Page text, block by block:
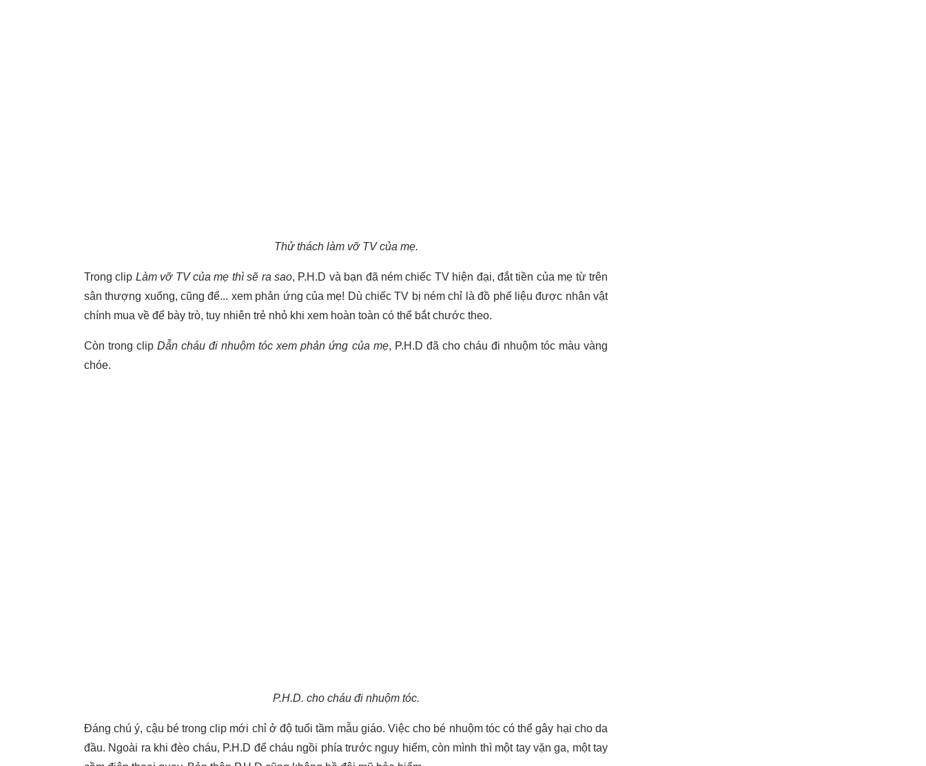
Thử thách làm vỡ TV của mẹ.
Trong clip Làm vỡ TV của mẹ thì sẽ ra sao, P.H.D và bạn đã ném chiếc TV hiện đại, đắt tiền của mẹ từ trên
sân thượng xuống, cũng để... xem phản ứng của mẹ! Dù chiếc TV bị ném chỉ là đồ phế liệu được nhân vật
chính mua về để bày trò, tuy nhiên trẻ nhỏ khi xem hoàn toàn có thể bắt chước theo.
Còn trong clipDẫn cháu đi nhuộm tóc xem phản ứng của mẹ, P.H.D đã cho cháu đi nhuộm tóc màu vàng
chóe.
P.H.D. cho cháu đi nhuộm tóc.
Đáng chú ý, cậu bé trong clip mới chỉ ở độ tuổi tầm mẫu giáo. Việc cho bé nhuộm tóc có thể gây hại cho da
đầu. Ngoài ra khi đèo cháu, P.H.D để cháu ngồi phía trước nguy hiểm, còn mình thì một tay vặn ga, một tay